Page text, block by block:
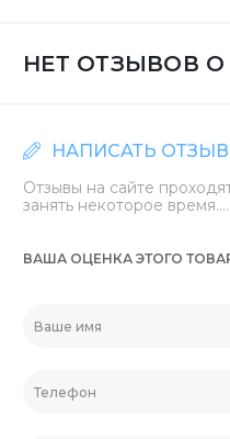
НЕТ ОТЗЫВОВ О
НАПИСАТЬ ОТЗЫВ
Отзывы на сайте
занять некоторое время....
ВАША ОЦЕНКА ЭТОГО